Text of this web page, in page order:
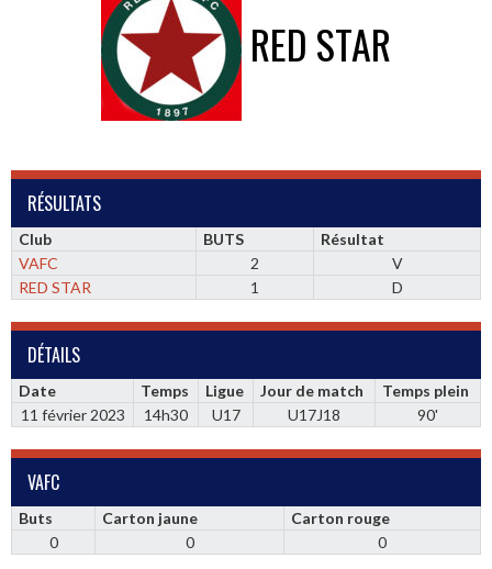
RED STAR
RÉSULTATS
Club BUTS
Résultat
VAFC
2
V
RED STAR
1 D
DÉTAILS
Date Temps Ligue Jour de match
Temps plein
11 février 2023
14h30 U17 U17J18 90'
VAFC
Buts Carton jaune
Carton rouge
0
0 0